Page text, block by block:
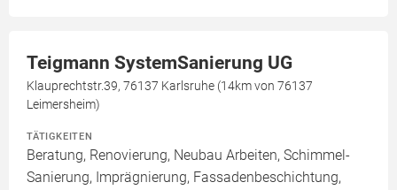
Teigmann SystemSanierung UG
Klauprechtstr.39, 76137 Karlsruhe (14km von 76137
Leimersheim)
TÄTIGKEITEN
Beratung, Renovierung, Neubau Arbeiten, Schimmel-
Sanierung, Imprägnierung, Fassadenbeschichtung,